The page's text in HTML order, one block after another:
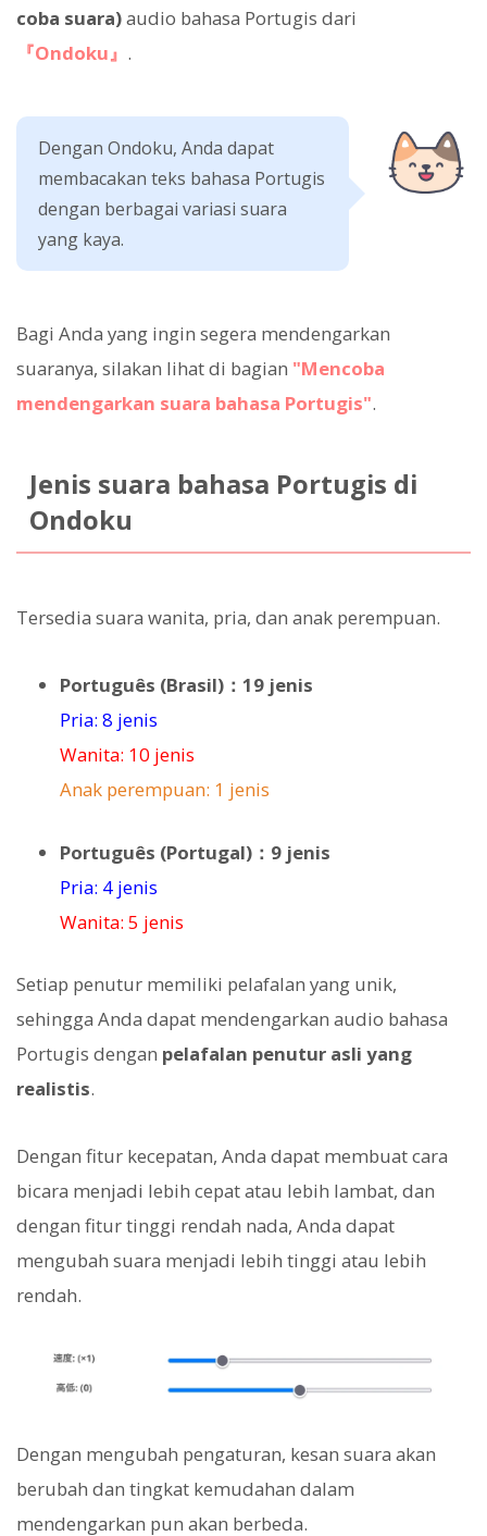
coba suara)audio bahasa Portugis dari
『Ondoku』 .
Dengan Ondoku, Anda dapat
membacakan teks bahasa Portugis
dengan berbagai variasi suara
yang kaya.
Bagi Anda yang ingin segera mendengarkan
suaranya, silakan lihat di bagian "Mencoba
mendengarkan suara bahasa Portugis".
Jenis suara bahasa Portugis di
Ondoku
Tersedia suara wanita, pria, dan anak perempuan.
Português (Brasil)：19 jenis
Pria: 8 jenis
Wanita: 10 jenis
Anak perempuan: 1 jenis
Português (Portugal)：9 jenis
Pria: 4 jenis
Wanita: 5 jenis
Setiap penutur memiliki pelafalan yang unik,
sehingga Anda dapat mendengarkan audio bahasa
Portugis dengan pelafalan penutur asli yang
realistis.
Dengan fitur kecepatan, Anda dapat membuat cara
bicara menjadi lebih cepat atau lebih lambat, dan
dengan fitur tinggi rendah nada, Anda dapat
mengubah suara menjadi lebih tinggi atau lebih
rendah.
Dengan mengubah pengaturan, kesan suara akan
berubah dan tingkat kemudahan dalam
mendengarkan pun akan berbeda.